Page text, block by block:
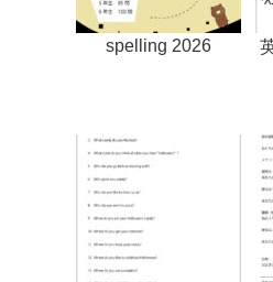
spelling 2026